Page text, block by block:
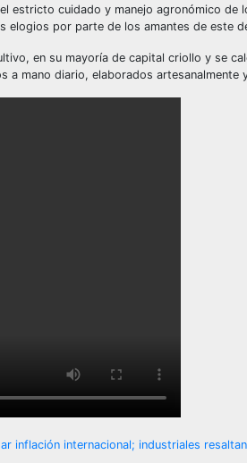
estricto cuidado y manejo agronómico
elogios por parte de los amantes de este
en su mayoría de capital criollo y se
mano diario, elaborados artesanalmente
inflación internacional; industriales